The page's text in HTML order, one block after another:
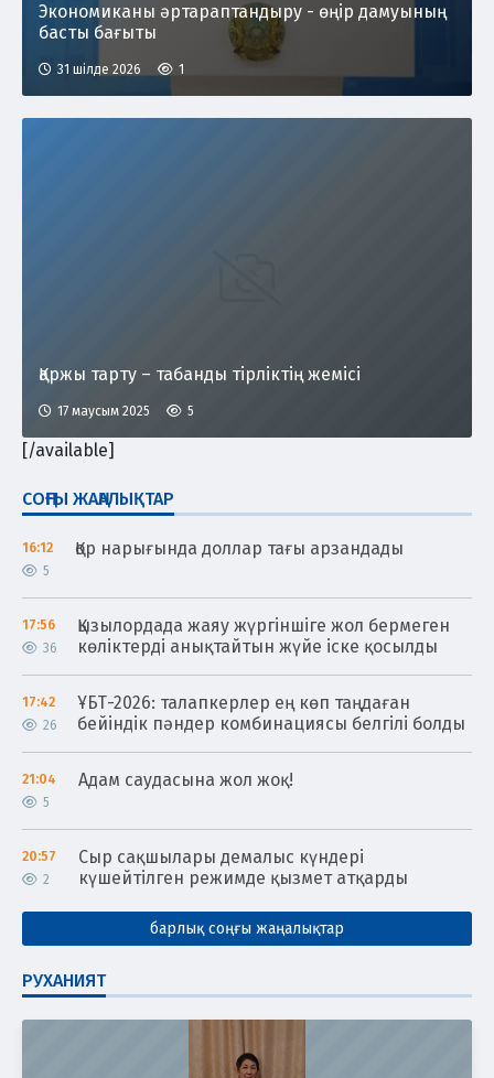
СОҢҒЫ ЖАҢАЛЫҚТАР
16:12
5
Қор нарығында доллар тағы арзандады
17:56
36
Қызылордада жаяу жүргіншіге жол бермеген
көліктерді анықтайтын жүйе іске қосылды
17:42
26
ҰБТ-2026: талапкерлер ең көп таңдаған
бейіндік пәндер комбинациясы белгілі болды
21:04
5
Адам саудасына жол жоқ!
20:57
2
Сыр сақшылары демалыс күндері
күшейтілген режимде қызмет атқарды
барлық соңғы жаңалықтар
РУХАНИЯТ
Экономиканы әртараптандыру - өңір дамуының
басты бағыты
31 шілде 2026 1
Қаржы тарту – табанды тірліктің жемісі
17 маусым 2025 5
[/available]